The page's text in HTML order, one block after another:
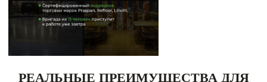
РЕАЛЬНЫЕ ПРЕИМУЩЕСТВА ДЛЯ